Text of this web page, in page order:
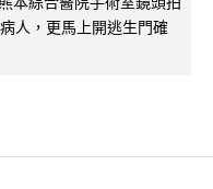
人，更馬上開逃生門確